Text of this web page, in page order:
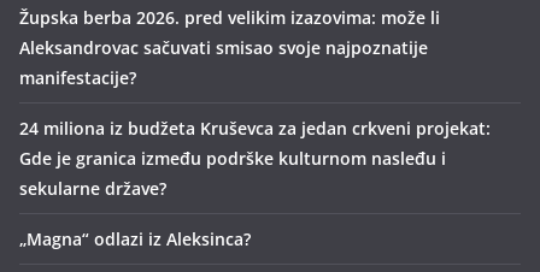
Župska berba 2026. pred velikim izazovima: može li
Aleksandrovac sačuvati smisao svoje najpoznatije
manifestacije?
24 miliona iz budžeta Kruševca za jedan crkveni projekat:
Gde je granica između podrške kulturnom nasleđu i
sekularne države?
„Magna“ odlazi iz Aleksinca?